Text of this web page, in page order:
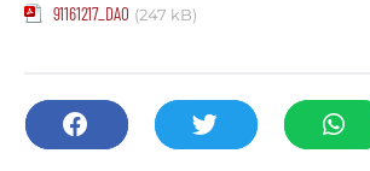
91161217_DAO (247 kB)